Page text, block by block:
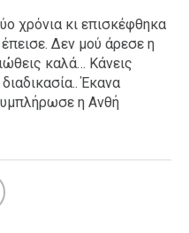
χρόνια κι επισκέφθηκα
Δεν μού άρεσε η
καλά… Κάνεις
Έκανα
η Ανθή